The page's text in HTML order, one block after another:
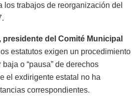
los trabajos de reorganización del
presidente del Comité Municipal
estatutos exigen un procedimiento
o “pausa” de derechos
el exdirigente estatal no ha
correspondientes.